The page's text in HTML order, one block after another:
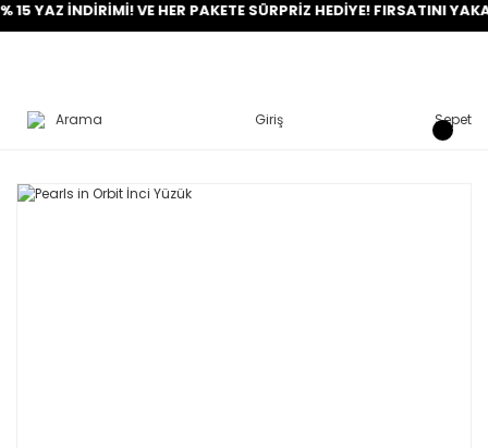
İNDİRİMİ! VE HER PAKETE SÜRPRİZ HEDİYE! FIRSATINI YAKALA!
Arama Giriş Sepet